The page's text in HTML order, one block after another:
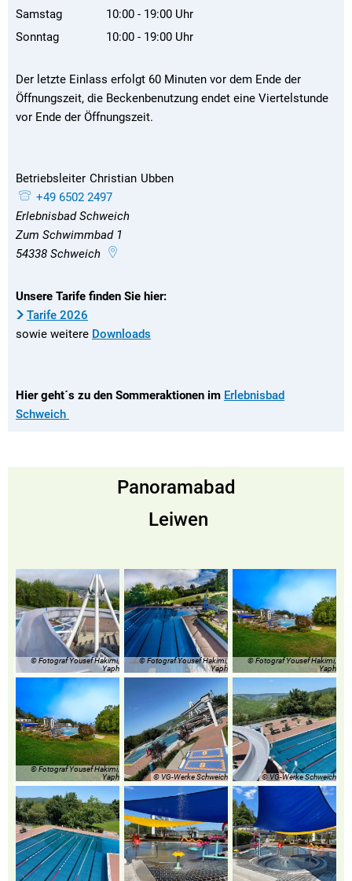
Von 10:00 bis 19:00 Uhr
Samstag 10:00 - 19:00 Uhr
Von 10:00 bis 19:00 Uhr
Sonntag 10:00 - 19:00 Uhr
Der letzte Einlass erfolgt 60 Minuten vor dem Ende der
Öffnungszeit, die Beckenbenutzung endet eine Viertelstunde
vor Ende der Öffnungszeit.
Betriebsleiter Christian Ubben
+49 6502 2497
Erlebnisbad Schweich
Zum Schwimmbad 1
54338 Schweich
Unsere Tarife finden Sie hier:
Tarife 2026
sowie weitere Downloads
Hier geht´s zu den Sommeraktionen im Erlebnisbad
Schweich
Panoramabad
Leiwen
© Fotograf Yousef Hakimi,
Yaph
© Fotograf Yousef Hakimi,
Yaph
© Fotograf Yousef Hakimi,
Yaph
© Fotograf Yousef Hakimi,
Yaph
© VG-Werke Schweich © VG-Werke Schweich